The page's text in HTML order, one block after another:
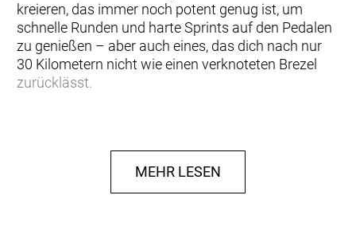
kreieren, das immer noch potent genug ist, um
schnelle Runden und harte Sprints auf den Pedalen
zu genießen – aber auch eines, das dich nach nur
30 Kilometern nicht wie einen verknoteten Brezel
zurücklässt.
sodass du die Kilometer in deinem eigenen Tempo
zurücklegen kannst – ob zügig oder bei einer
entspannten Sonntagstour – ohne dich in einen
MEHR LESEN